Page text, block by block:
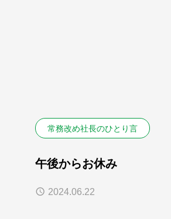
常務改め社長のひとり言
午後からお休み
2024.06.22